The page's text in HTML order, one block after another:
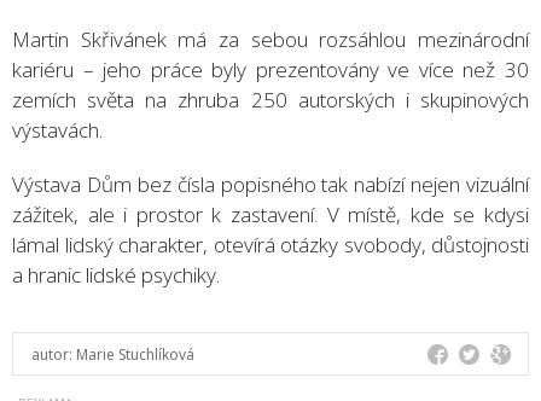
Martin Skřivánek má za sebou rozsáhlou mezinárodní
kariéru – jeho práce byly prezentovány ve více než 30
zemích světa na zhruba 250 autorských i skupinových
výstavách.
Výstava Dům bez čísla popisného tak nabízí nejen vizuální
zážitek, ale i prostor k zastavení. V místě, kde se kdysi
lámal lidský charakter, otevírá otázky svobody, důstojnosti
a hranic lidské psychiky.
autor: Marie Stuchlíková